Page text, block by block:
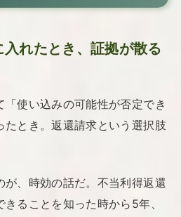
れたとき、証拠が散る
使い込みの可能性が否定でき
たとき。返還請求という選択肢
が、時効の話だ。不当利得返還
ることを知った時から5年、